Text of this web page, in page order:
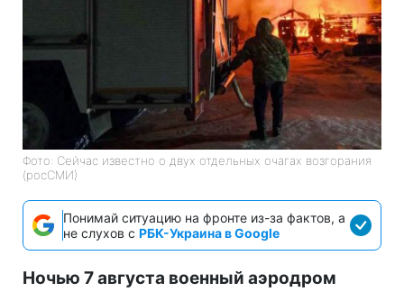
Фото: Сейчас известно о двух отдельных очагах возгорания
(росСМИ)
Понимай ситуацию на фронте из-за фактов, а
не слухов с РБК-Украина в Google
Ночью 7 августа военный аэродром